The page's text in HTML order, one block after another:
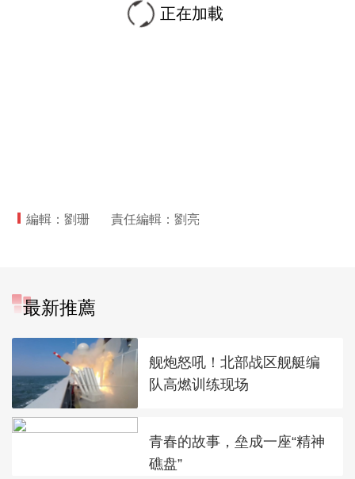
正在加載
編輯：劉珊 責任編輯：劉亮
最新推薦
舰炮怒吼！北部战区舰艇编
队高燃训练现场
青春的故事，垒成一座“精神
礁盘”